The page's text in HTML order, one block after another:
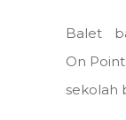
Balet
On
sekolah